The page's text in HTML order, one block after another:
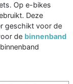
Op e-bikes
Deze
geschikt voor de
de binnenband